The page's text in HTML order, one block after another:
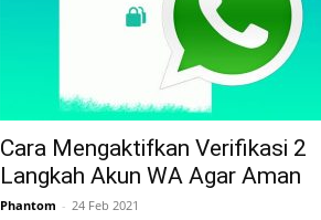
Cara Mengaktifkan Verifikasi 2
Langkah Akun WA Agar Aman
Phantom - 24 Feb 2021